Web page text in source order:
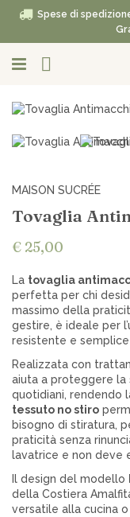
Spese di
MAISON SUCRÉE
Tovaglia
€ 25,00
La tovaglia
perfetta per chi
massimo della
gestire, è ideale per
resistente e
Realizzata con
aiuta a proteggere la
quotidiani, rendendo
tessuto no stiro
bisogno di stiratura,
praticità senza
lavatrice e non deve
Il design del modello
della Costiera
versatile alla cucina